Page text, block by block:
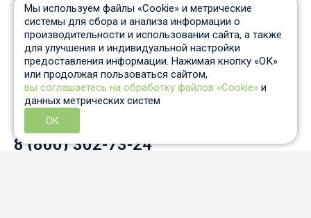
Бра
Оплата
Торшеры
Скидки
Споты
Вопрос-ответ
Настольные лампы
Гарантия и возврат
Уличные светильники
Статьи
Трековые системы
Отзывы
Пн-Пт: c 10 до 19 по Москве
Отдел продаж
8 931 210-53-05
Контактный телефон
8 (800) 302-73-24
Мы используем файлы «Cookie» и метрические
системы для сбора и анализа информации о
производительности и использовании сайта, а также
для улучшения и индивидуальной настройки
предоставления информации. Нажимая кнопку «ОК»
или продолжая пользоваться сайтом,
вы соглашаетесь на обработку файлов «Cookie» и
данных метрических систем
ОК